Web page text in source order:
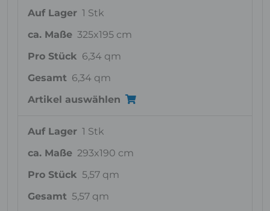
Auf Lager 1 Stk
ca. Maße 325x195 cm
Pro Stück 6,34 qm
Gesamt 6,34 qm
Artikel auswählen
Auf Lager 1 Stk
ca. Maße 293x190 cm
Pro Stück 5,57 qm
Gesamt 5,57 qm